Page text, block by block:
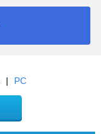
| PC